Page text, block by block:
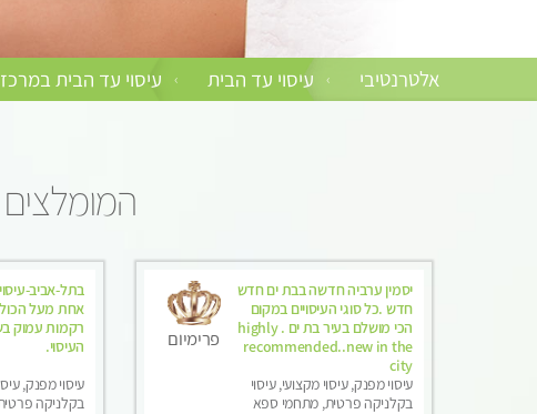
אלטרנטיבי › עיסוי עד הבית › עיסוי עד הבית במרכז
המומלצים
יסמין ערביה חדשה בבת ים חדש
חדש .כל סוגי העיסויים במקום
הכי מושלם בעיר בת ים . highly
recommended..new in the
city
עיסוי מפנק, עיסוי מקצועי, עיסוי
בקלניקה פרטית, מתחמי ספא
פרימיום
בתל-אביב-
אחת מעל
רקמות עמוק
העיסוי.
עיסוי מפנק,
בקלניקה